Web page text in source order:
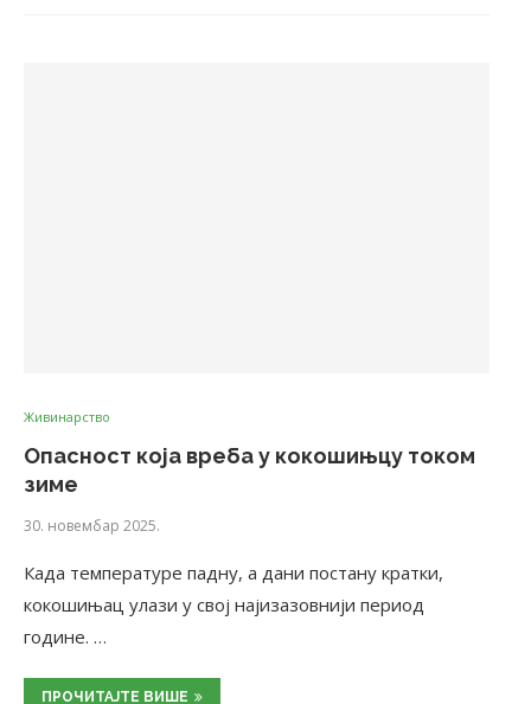
Живинарство
Опасност која вреба у кокошињцу током
зиме
30. новембар 2025.
Када температуре падну, а дани постану кратки,
кокошињац улази у свој најизазовнији период
године. …
ПРОЧИТАЈТЕ ВИШЕ